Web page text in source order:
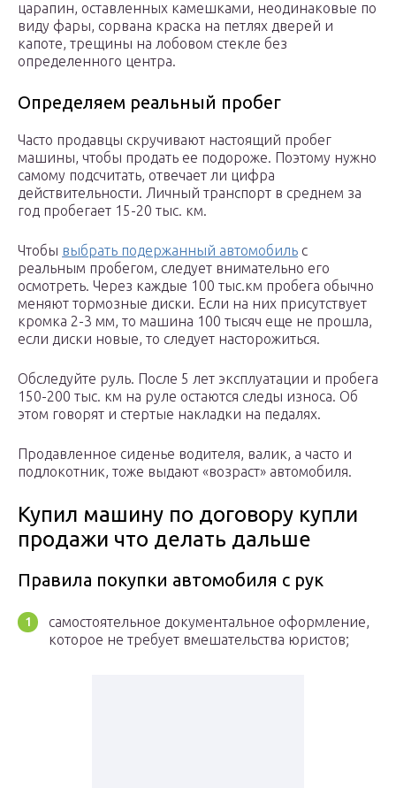
царапин, оставленных камешками, неодинаковые по
виду фары, сорвана краска на петлях дверей и
капоте, трещины на лобовом стекле без
определенного центра.
Определяем реальный пробег
Часто продавцы скручивают настоящий пробег
машины, чтобы продать ее подороже. Поэтому нужно
самому подсчитать, отвечает ли цифра
действительности. Личный транспорт в среднем за
год пробегает 15-20 тыс. км.
Чтобы выбрать подержанный автомобиль с
реальным пробегом, следует внимательно его
осмотреть. Через каждые 100 тыс.км пробега обычно
меняют тормозные диски. Если на них присутствует
кромка 2-3 мм, то машина 100 тысяч еще не прошла,
если диски новые, то следует насторожиться.
Обследуйте руль. После 5 лет эксплуатации и пробега
150-200 тыс. км на руле остаются следы износа. Об
этом говорят и стертые накладки на педалях.
Продавленное сиденье водителя, валик, а часто и
подлокотник, тоже выдают «возраст» автомобиля.
Купил машину по договору купли
продажи что делать дальше
Правила покупки автомобиля с рук
самостоятельное документальное оформление,
которое не требует вмешательства юристов;